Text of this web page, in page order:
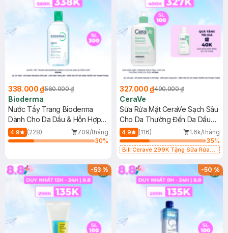
338.000 ₫560.000 ₫
Bioderma
Nước Tẩy Trang Bioderma
Dành Cho Da Dầu & Hỗn Hợp
500ml
4.9 (228)
709/tháng
30%
327.000 ₫490.000 ₫
CeraVe
Sữa Rửa Mặt CeraVe Sạch Sâu
Cho Da Thường Đến Da Dầu
473ml
4.9 (116)
1.6k/tháng
35%
Bill Cerave 299K Tặng Sữa Rửa
-53% -50%